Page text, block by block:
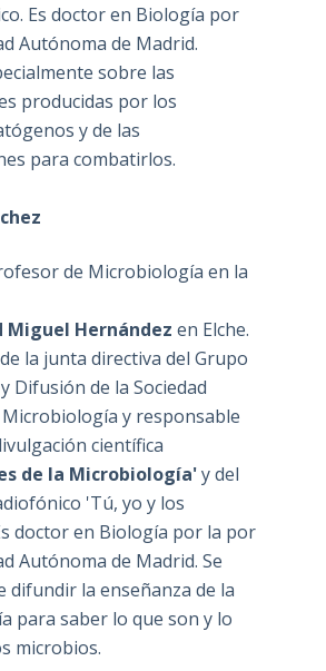
Es doctor en Biología por
Autónoma de Madrid.
sobre las
producidas por los
y de las
para combatirlos.
de Microbiología en la
Miguel Hernández en Elche.
la junta directiva del Grupo
Difusión de la Sociedad
Microbiología y responsable
científica
de la Microbiología'y del
'Tú, yo y los
doctor en Biología por la por
Autónoma de Madrid. Se
difundir la enseñanza de la
para saber lo que son y lo
microbios.